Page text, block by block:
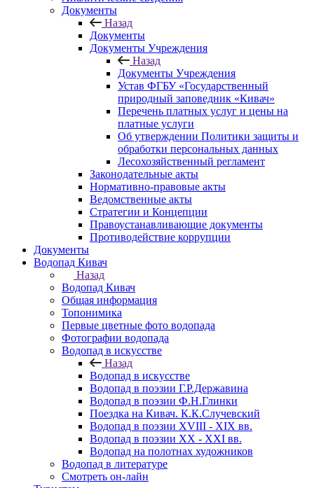
Документы
Назад
Документы
Документы Учреждения
Назад
Документы Учреждения
Устав ФГБУ «Государственный
природный заповедник «Кивач»
Перечень платных услуг и цены на
платные услуги
Об утверждении Политики защиты и
обработки персональных данных
Лесохозяйственный регламент
Законодательные акты
Нормативно-правовые акты
Ведомственные акты
Стратегии и Концепции
Правоустанавливающие документы
Противодействие коррупции
Документы
Водопад Кивач
Назад
Водопад Кивач
Общая информация
Топонимика
Первые цветные фото водопада
Фотографии водопада
Водопад в искусстве
Назад
Водопад в искусстве
Водопад в поэзии Г.Р.Державина
Водопад в поэзии Ф.Н.Глинки
Поездка на Кивач. К.К.Случевский
Водопад в поэзии XVIII - XIX вв.
Водопад в поэзии XX - XXI вв.
Водопад на полотнах художников
Водопад в литературе
Смотреть он-лайн